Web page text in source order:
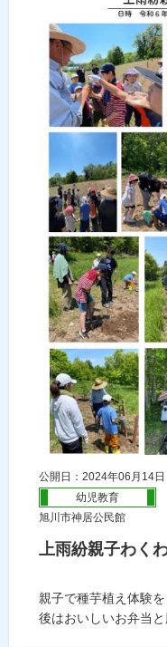
公開日：2024年06月14日
幼児教育
旭川市神居公民館
上雨紛親子わく
親子で種芋植え体験
後はおいしいお弁当